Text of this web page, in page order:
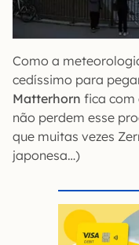
Como a
cedíssimo para
Matterhorn fica com
não perdem esse
que muitas vezes
japonesa…)